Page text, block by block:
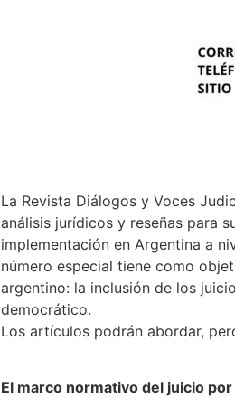
La Revista Diálogos y Voces
análisis jurídicos y reseñas para
implementación en Argentina a
número especial tiene como
argentino: la inclusión de los
democrático.
Los artículos podrán abordar,
El marco normativo del juicio